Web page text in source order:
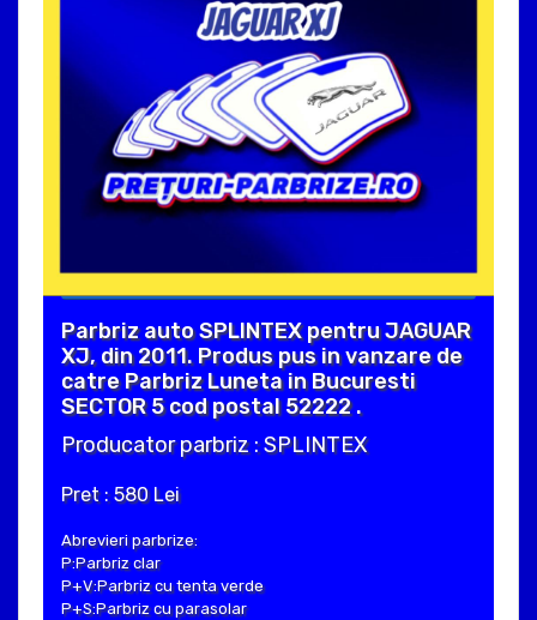
Parbriz auto SPLINTEX pentru JAGUAR
XJ, din 2011. Produs pus in vanzare de
catre Parbriz Luneta in Bucuresti
SECTOR 5 cod postal 52222 .
Producator parbriz : SPLINTEX
Pret : 580 Lei
Abrevieri parbrize:
P:Parbriz clar
P+V:Parbriz cu tenta verde
P+S:Parbriz cu parasolar